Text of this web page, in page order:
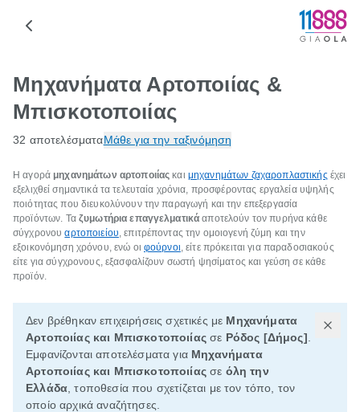
Μηχανήματα Αρτοποιίας &
Μπισκοτοποιίας
32 αποτελέσματαΜάθε για την ταξινόμηση
Η αγορά μηχανημάτων αρτοποιίας και μηχανημάτων ζαχαροπλαστικής έχει
εξελιχθεί σημαντικά τα τελευταία χρόνια, προσφέροντας εργαλεία υψηλής
ποιότητας που διευκολύνουν την παραγωγή και την επεξεργασία
προϊόντων. Τα ζυμωτήρια επαγγελματικά αποτελούν τον πυρήνα κάθε
σύγχρονουαρτοποιείου, επιτρέποντας την ομοιογενή ζύμη και την
εξοικονόμηση χρόνου, ενώ οι φούρνοι, είτε πρόκειται για παραδοσιακούς
είτε για σύγχρονους, εξασφαλίζουν σωστή ψησίματος και γεύση σε κάθε
προϊόν.
Δεν βρέθηκαν επιχειρήσεις σχετικές με Μηχανήματα
Αρτοποιίας και Μπισκοτοποιίαςσε Ρόδος [Δήμος]
Εμφανίζονται αποτελέσματα για Μηχανήματα
Αρτοποιίας και Μπισκοτοποιίαςσε όλη την
Ελλάδα , τοποθεσία που σχετίζεται με τον τόπο, τον
οποίο αρχικά αναζήτησες.